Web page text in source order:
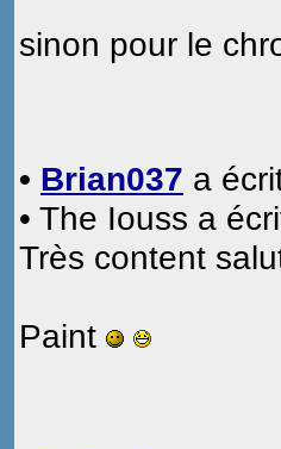
sinon pour le
• Brian037 a
• The Iouss a
Très content
Paint